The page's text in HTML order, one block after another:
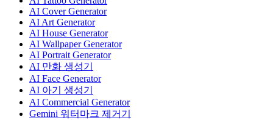
AI Cover Generator
AI Art Generator
AI House Generator
AI Wallpaper Generator
AI Portrait Generator
AI 만화 생성기
AI Face Generator
AI 아기 생성기
AI Commercial Generator
Gemini 워터마크 제거기